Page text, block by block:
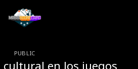
PUBLIC